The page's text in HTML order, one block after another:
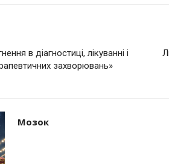
в діагностиці, лікуванні і
захворювань»
Мозок